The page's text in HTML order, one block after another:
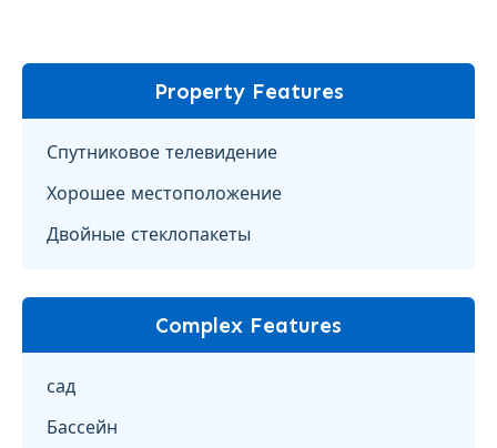
Property Features
Спутниковое телевидение
Хорошее местоположение
Двойные стеклопакеты
Complex Features
сад
Бассейн